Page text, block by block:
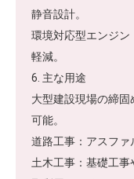
静音設計。
環境対応型エンジン
軽減。
6. 主な用途
大型建設現場の締
可能。
道路工事：アスファ
土木工事：基礎工事